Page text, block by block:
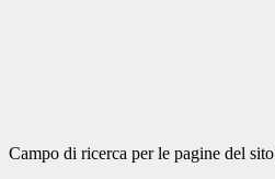
Campo di ricerca per le pagine del sito